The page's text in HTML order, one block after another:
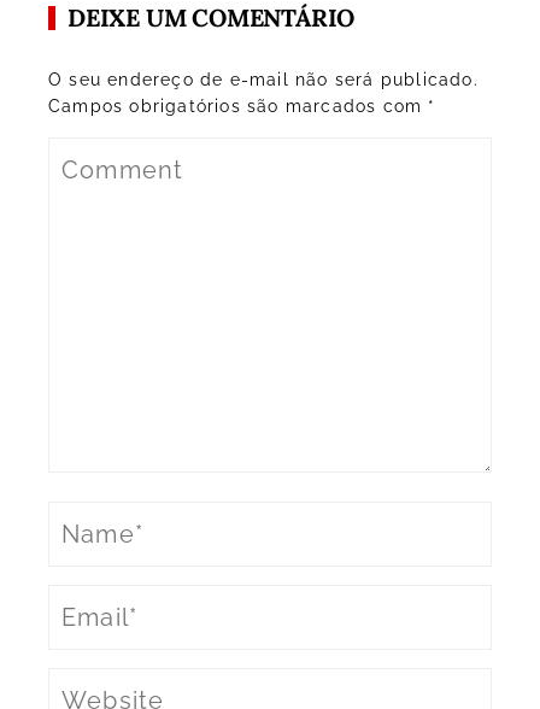
DEIXE UM COMENTÁRIO
O seu endereço de e-mail não será publicado.
Campos obrigatórios são marcados com *